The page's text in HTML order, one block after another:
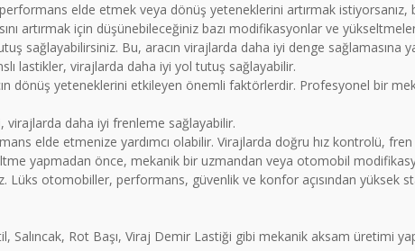
elde etmek veya dönüş yeteneklerini artırmak istiyorsanız,
artırmak için düşünebileceğiniz bazı modifikasyonlar ve
sağlayabilirsiniz. Bu, aracın virajlarda daha iyi denge sağlamasına
lastikler, virajlarda daha iyi yol tutuş sağlayabilir.
dönüş yeteneklerini etkileyen önemli faktörlerdir. Profesyonel bir
virajlarda daha iyi frenleme sağlayabilir.
elde etmenize yardımcı olabilir. Virajlarda doğru hız kontrolü, fren
yapmadan önce, mekanik bir uzmandan veya otomobil
Lüks otomobiller, performans, güvenlik ve konfor açısından yüksek
Salıncak, Rot Başı, Viraj Demir Lastiği gibi mekanik aksam üretimi